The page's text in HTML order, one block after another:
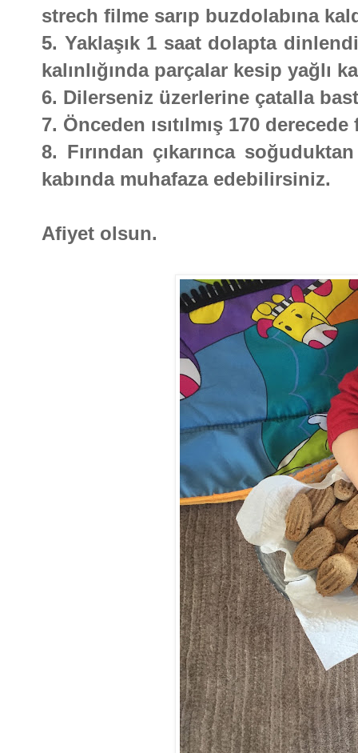
strech filme sarıp buzdolabına
5. Yaklaşık 1 saat dolapta
kalınlığında parçalar kesip yağlı
6. Dilerseniz üzerlerine çatalla
7. Önceden ısıtılmış 170
8. Fırından çıkarınca
kabında muhafaza edebilirsiniz.
Afiyet olsun.